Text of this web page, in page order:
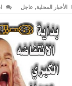
الأخبار المحلية, عاجل